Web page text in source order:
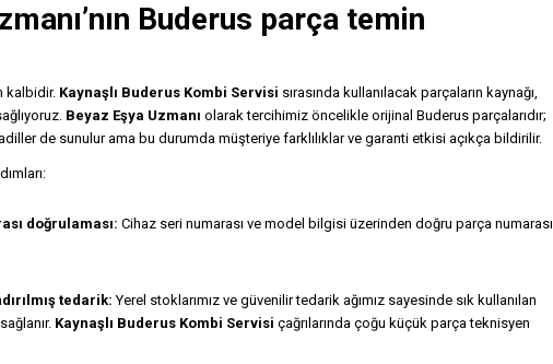
’nın Buderus parça temin
kalbidir. Kaynaşlı Buderus Kombi Servisi sırasında kullanılacak parçaların kaynağı,
Beyaz Eşya Uzmanı olarak tercihimiz öncelikle orijinal Buderus parçalarıdır;
de sunulur ama bu durumda müşteriye farklılıklar ve garanti etkisi açıkça bildirilir.
doğrulaması: Cihaz seri numarası ve model bilgisi üzerinden doğru parça numarası
tedarik: Yerel stoklarımız ve güvenilir tedarik ağımız sayesinde sık kullanılan
Kaynaşlı Buderus Kombi Servisi çağrılarında çoğu küçük parça teknisyen